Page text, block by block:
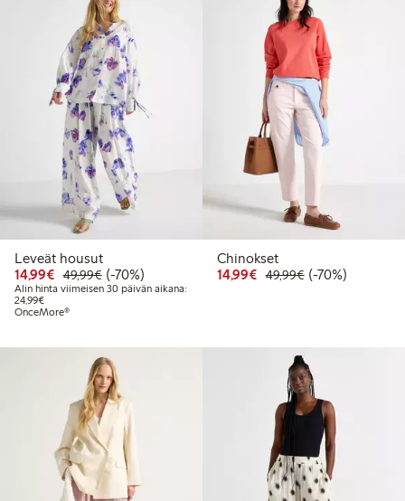
Leveät housut
14,99€ Alennettu hinta: 14,99 €
49,99€Normaalihinta: 49,99 €
70% alennus
(-70%)
Alin hinta viimeisen 30 päivän aikana:
24,99€Alin hinta viimeisen 30 päivän aikana: 24,99 €
OnceMore®
Chinokset
14,99€ Alennettu hinta: 14,99
49,99€Normaalihinta:
70% alennus
(-70%)